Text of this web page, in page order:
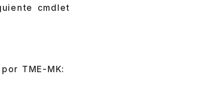
cmdlet
TME-MK: